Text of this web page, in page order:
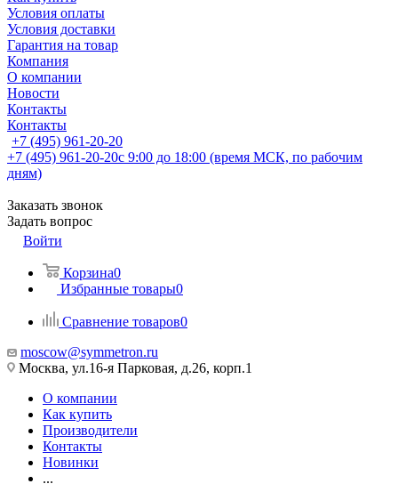
Условия оплаты
Условия доставки
Гарантия на товар
Компания
О компании
Новости
Контакты
Контакты
+7 (495) 961-20-20
+7 (495) 961-20-20с 9:00 до 18:00 (время МСК, по рабочим
дням)
Заказать звонок
Задать вопрос
Войти
Корзина0
Избранные товары0
Сравнение товаров0
moscow@symmetron.ru
Москва, ул.16-я Парковая, д.26, корп.1
О компании
Как купить
Производители
Контакты
Новинки
...